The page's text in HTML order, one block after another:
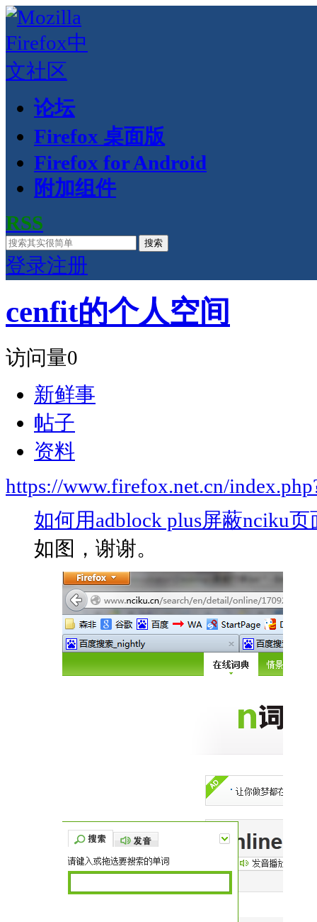
论坛
Firefox 桌面版
Firefox for Android
附加组件
RSS
搜索
登录注册
cenfit的个人空间
访问量0
新鲜事
帖子
资料
https://www.firefox.net.cn/
如何用adblock plus屏蔽nciku
如图，谢谢。